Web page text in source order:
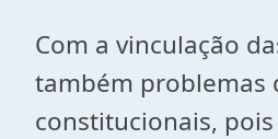
Com a vinculação
também problemas
constitucionais,